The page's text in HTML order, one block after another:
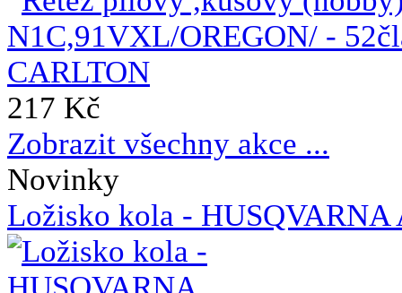
217 Kč
Zobrazit všechny akce ...
Novinky
Ložisko kola - HUSQVARNA